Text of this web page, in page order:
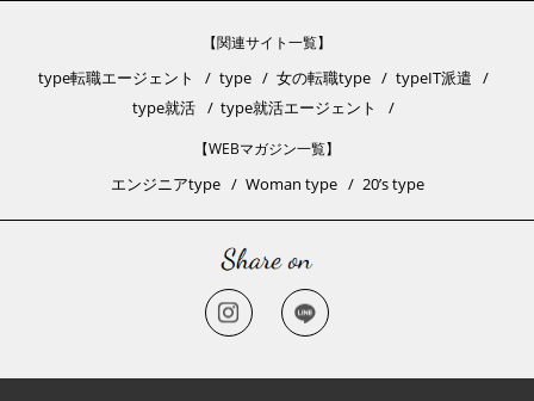
【関連サイト一覧】
type転職エージェント type 女の転職type
typeIT派遣
type就活
type就活エージェント
【WEBマガジン一覧】
エンジニアtype Woman type 20’s type